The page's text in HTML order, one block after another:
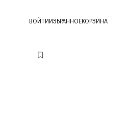
ВОЙТИИЗБРАННОЕКОРЗИНА